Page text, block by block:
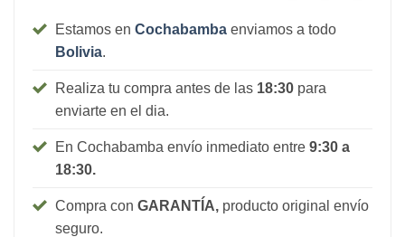
Estamos en Cochabamba enviamos a todo
Bolivia.
Realiza tu compra antes de las 18:30para
enviarte en el dia.
En Cochabamba envío inmediato entre 9:30 a
18:30.
Compra con GARANTÍA,producto original envío
seguro.